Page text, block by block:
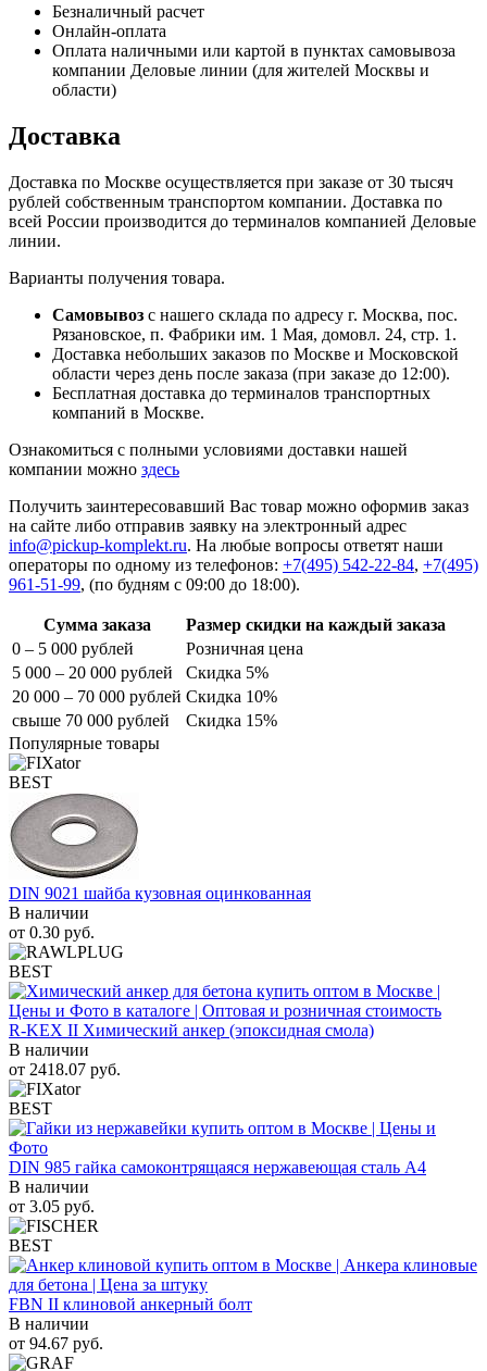
Безналичный расчет
Онлайн-оплата
Оплата наличными или картой в пунктах самовывоза
компании Деловые линии (для жителей Москвы и
области)
Доставка
Доставка по Москве осуществляется при заказе от 30 тысяч
рублей собственным транспортом компании. Доставка по
всей России производится до терминалов компанией Деловые
линии.
Варианты получения товара.
Самовывоз с нашего склада по адресу г. Москва, пос.
Рязановское, п. Фабрики им. 1 Мая, домовл. 24, стр. 1.
Доставка небольших заказов по Москве и Московской
области через день после заказа (при заказе до 12:00).
Бесплатная доставка до терминалов транспортных
компаний в Москве.
Ознакомиться с полными условиями доставки нашей
компании можно здесь
Получить заинтересовавший Вас товар можно оформив заказ
на сайте либо отправив заявку на электронный адрес
info@pickup-komplekt.ru. На любые вопросы ответят наши
операторы по одному из телефонов: +7(495) 542-22-84, +7(495)
961-51-99, (по будням с 09:00 до 18:00).
Сумма заказа
Размер скидки на каждый заказа
0 – 5 000 рублей
Розничная цена
5 000 – 20 000 рублей
Скидка 5%
20 000 – 70 000 рублей Скидка 10%
свыше 70 000 рублей
Скидка 15%
Популярные товары
BEST
DIN 9021 шайба кузовная оцинкованная
В наличии
от 0.30 руб.
BEST
R-KEX II Химический анкер (эпоксидная смола)
В наличии
от 2418.07 руб.
BEST
DIN 985 гайка самоконтрящаяся нержавеющая сталь A4
В наличии
от 3.05 руб.
BEST
FBN II клиновой анкерный болт
В наличии
от 94.67 руб.